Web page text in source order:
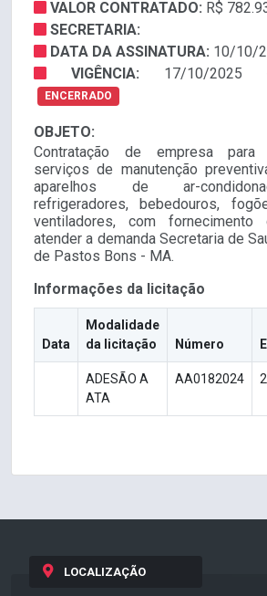
VALOR CONTRATADO: R$
SECRETARIA:
DATA DA ASSINATURA: 10/10/
VIGÊNCIA: 17/10/2025
ENCERRADO
OBJETO:
Contratação de empresa para
serviços de manutenção
aparelhos de ar-
refrigeradores, bebedouros,
ventiladores, com
atender a demanda Secretaria de
de Pastos Bons - MA.
Informações da licitação
Data
Modalidade
da licitação
Número
ADESÃO A
ATA
AA0182024
LOCALIZAÇÃO